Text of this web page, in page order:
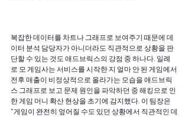
복잡한 데이터를 차트나 그래프로 보여주기 때문에 데
이터 분석 담당자가 아니더라도 직관적으로 상황을 판
단할 수 있는 것도 애드브릭스의 강점 중 하나다. 일례
로 모 게임사는 서비스를 시작한 지 얼마 안 된 게임에서
전후 매출이 비정상적으로 올라가는 모습을 애드브릭
스 그래프로 보고 문제 원인을 파악하던 중 해킹으로 인
한 게임 머니 확산 현상을 초기에 감지했다. 이 팀장은
“게임이 완전히 엎어질 수도 있던 상황에서 직관적인 데